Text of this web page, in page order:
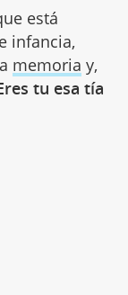
está
infancia,
memoria y,
tu esa tía